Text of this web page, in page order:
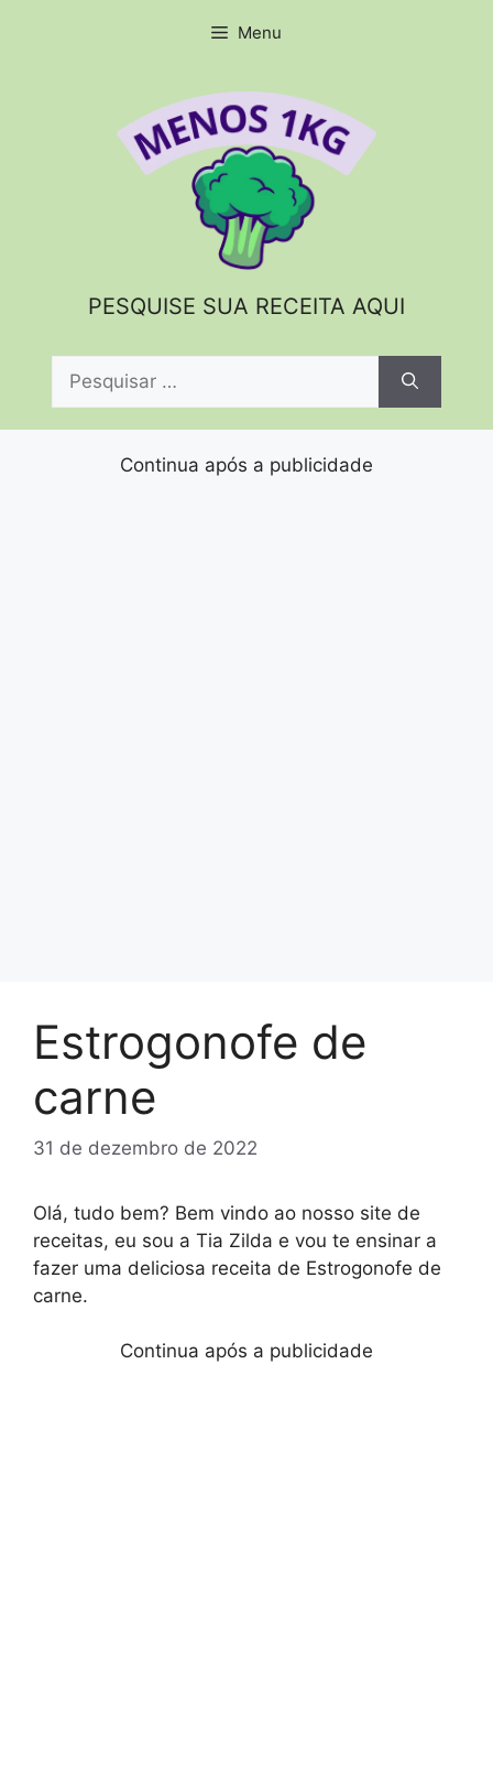
Menu
PESQUISE SUA RECEITA AQUI
Pesquisar
Continua após a publicidade
Estrogonofe de
carne
31 de dezembro de 2022
Olá, tudo bem? Bem vindo ao nosso site de
receitas, eu sou a Tia Zilda e vou te ensinar a
fazer uma deliciosa receita de Estrogonofe de
carne.
Continua após a publicidade